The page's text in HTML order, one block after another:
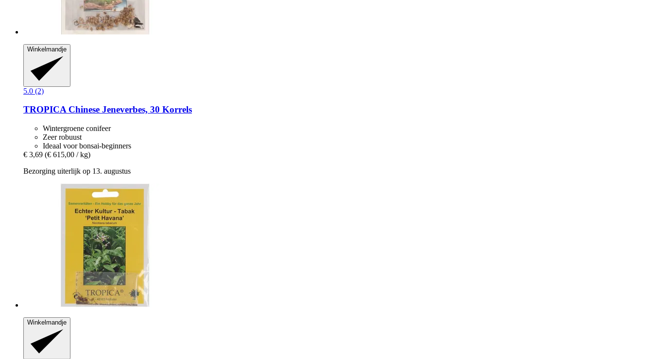
Winkelmandje
5.0 (2)
TROPICAChinese Jeneverbes, 30 Korrels
Wintergroene conifeer
Zeer robuust
Ideaal voor bonsai-beginners
€ 3,69 (€ 615,00 / kg)
Bezorging uiterlijk op 13. augustus
Winkelmandje